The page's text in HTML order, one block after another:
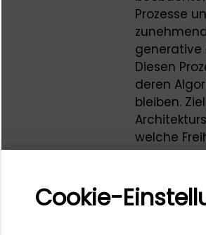
Prozesse
generative
Diesen
deren
bleiben.
welche
Kultur der
Cookie-